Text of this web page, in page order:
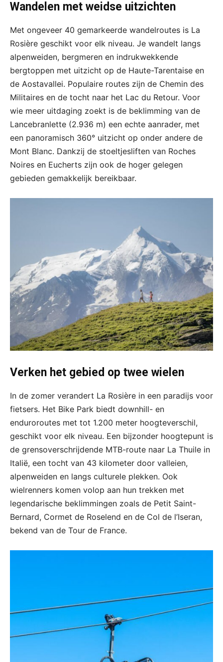
Wandelen met weidse uitzichten
Met ongeveer 40 gemarkeerde wandelroutes is La
Rosière geschikt voor elk niveau. Je wandelt langs
alpenweiden, bergmeren en indrukwekkende
bergtoppen met uitzicht op de Haute-Tarentaise en
de Aostavallei. Populaire routes zijn de Chemin des
Militaires en de tocht naar het Lac du Retour. Voor
wie meer uitdaging zoekt is de beklimming van de
Lancebranlette (2.936 m) een echte aanrader, met
een panoramisch 360° uitzicht op onder andere de
Mont Blanc. Dankzij de stoeltjesliften van Roches
Noires en Eucherts zijn ook de hoger gelegen
gebieden gemakkelijk bereikbaar.
Verken het gebied op twee wielen
In de zomer verandert La Rosière in een paradijs voor
fietsers. Het Bike Park biedt downhill- en
enduroroutes met tot 1.200 meter hoogteverschil,
geschikt voor elk niveau. Een bijzonder hoogtepunt is
de grensoverschrijdende MTB-route naar La Thuile in
Italië, een tocht van 43 kilometer door valleien,
alpenweiden en langs culturele plekken. Ook
wielrenners komen volop aan hun trekken met
legendarische beklimmingen zoals de Petit Saint-
Bernard, Cormet de Roselend en de Col de l’Iseran,
bekend van de Tour de France.